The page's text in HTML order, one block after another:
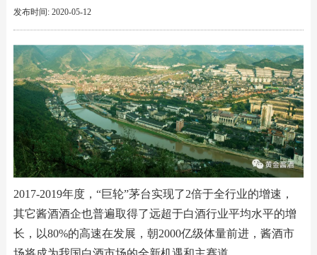
发布时间: 2020-05-12
2017-2019年度，“巨轮”茅台实现了2倍于全行业的增速，
其它酱酒酒企也普遍取得了远超于白酒行业平均水平的增
长，以80%的高速在发展，朝2000亿级体量前进，酱酒市